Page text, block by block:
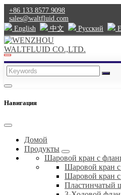
+86 133 8577 9098
sales@waltfluid.com
English
中文 Pусский
Навигация
Домой
Продукты
Шаровой кран с
Шаровой кран
Шаровой кран
Пластинчатый